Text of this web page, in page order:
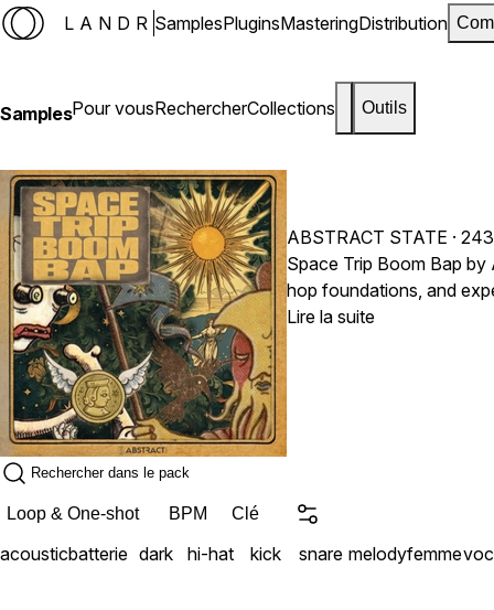
LANDR SamplesPluginsMasteringDistribution
SamplesPour vousRechercherCollections Outils
ABSTRACT STATE ·
Space Trip Boom Bap
hop foundations, and
classic Boom Bap
Hop, Psychedelic Hip
Lire la suite
Loop & One-shot BPM Clé
acousticbatterie dark hi-hat kick snare melodyfemme